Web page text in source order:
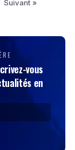
Suivant »
vous
en